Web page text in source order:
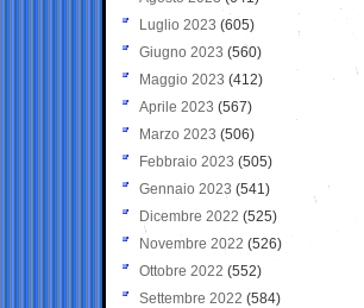
Luglio 2023 (605)
Giugno 2023 (560)
Maggio 2023 (412)
Aprile 2023 (567)
Marzo 2023 (506)
Febbraio 2023 (505)
Gennaio 2023 (541)
Dicembre 2022 (525)
Novembre 2022 (526)
Ottobre 2022 (552)
Settembre 2022 (584)